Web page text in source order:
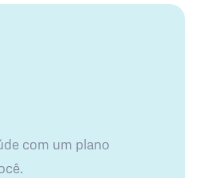
com um plano